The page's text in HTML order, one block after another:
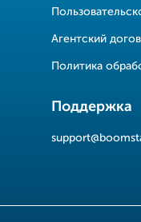
Агентский
Политика
Поддержка